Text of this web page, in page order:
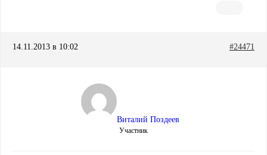
14.11.2013 в 10:02 #24471
Виталий Поздеев
Участник